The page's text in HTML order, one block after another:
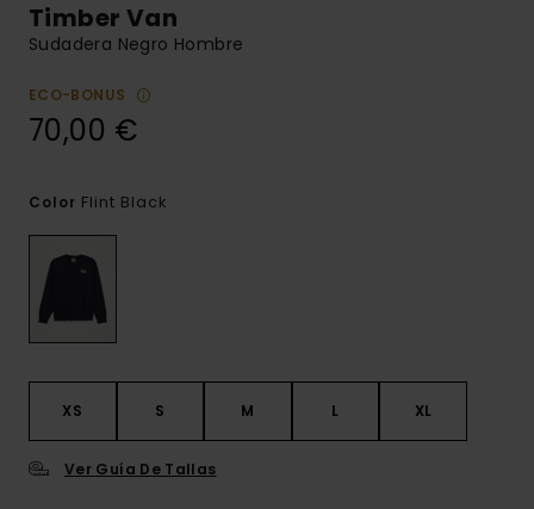
Timber Van
Sudadera Negro Hombre
ECO-BONUS
70,00 €
Color Flint Black
XS S M L XL
Ver Guía De Tallas